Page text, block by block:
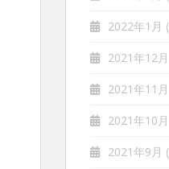
2022年1月
2021年12月
2021年11月
2021年10月
2021年9月